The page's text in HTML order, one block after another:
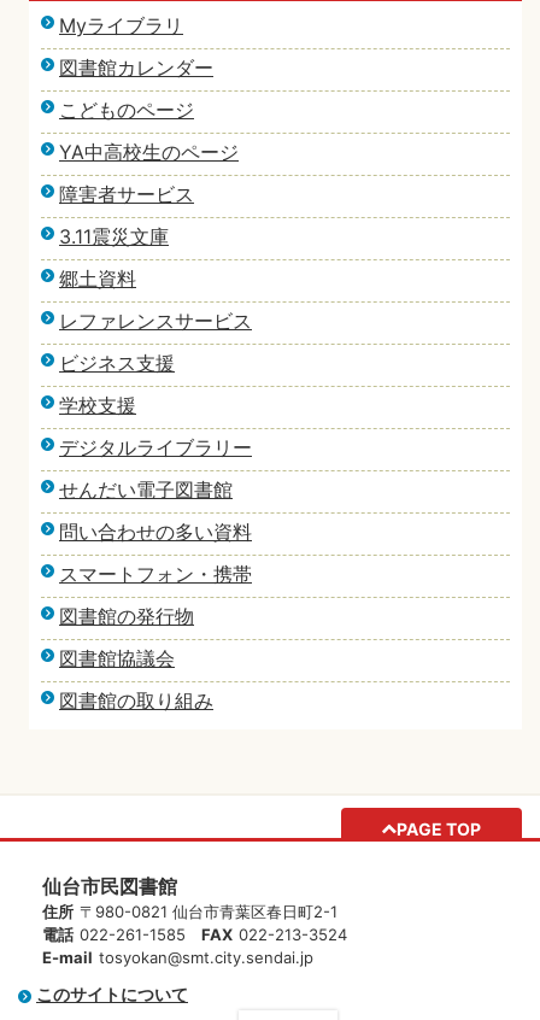
Myライブラリ
図書館カレンダー
こどものページ
YA中高校生のページ
障害者サービス
3.11震災文庫
郷土資料
レファレンスサービス
ビジネス支援
学校支援
デジタルライブラリー
せんだい電子図書館
問い合わせの多い資料
スマートフォン・携帯
図書館の発行物
図書館協議会
図書館の取り組み
PAGE TOP
仙台市民図書館
住所 〒980-0821 仙台市青葉区春日町2-1
電話 022-261-1585 FAX 022-213-3524
E-mail tosyokan@smt.city.sendai.jp
このサイトについて